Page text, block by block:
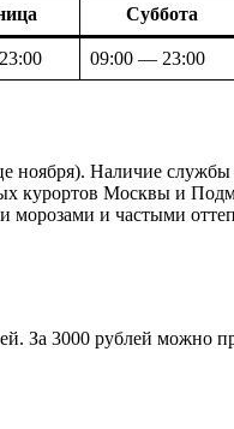
Суббота
09:00 — 23:00
ноября). Наличие службы
курортов Москвы и
морозами и частыми
За 3000 рублей можно